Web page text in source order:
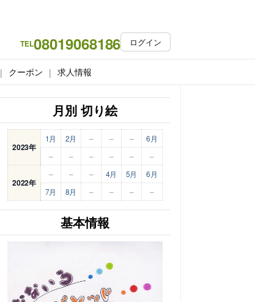
TEL08019068186 ログイン
クーポン 求人情報
月別 切り絵
2023年
1月 2月 – – –
6月
–
– – – – –
2022年
– – – 4月 5月
6月
7月
8月 – – – –
基本情報